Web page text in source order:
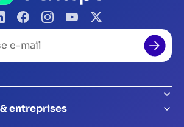
entreprises